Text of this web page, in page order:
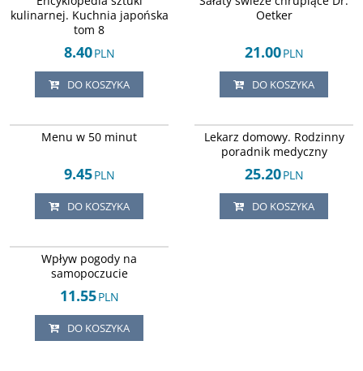
kulinarnej. Kuchnia japońska
tom 8
8.40PLN
DO KOSZYKA
Oetker
21.00PLN
DO KOSZYKA
DOSTAWA EXPRESS
Menu w 50 minut
9.45PLN
DO KOSZYKA
DOSTAWA EXPRESS
Lekarz domowy. Rodzinny
poradnik medyczny
25.20PLN
DO KOSZYKA
DOSTAWA EXPRESS
Wpływ pogody na
samopoczucie
11.55PLN
DO KOSZYKA